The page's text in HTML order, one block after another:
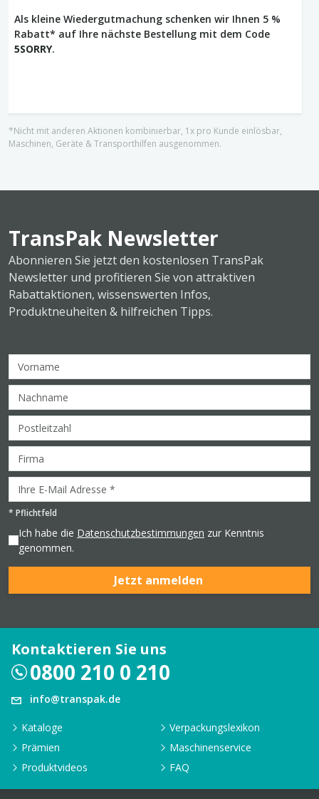
Als kleine Wiedergutmachung schenken wir Ihnen 5 %
Rabatt* auf Ihre nächste Bestellung mit dem Code
5SORRY.
*Nicht mit anderen Aktionen kombinierbar, 1x pro Kunde einlösbar,
Maschinen, Geräte & Transporthilfen ausgenommen.
TransPak Newsletter
Abonnieren Sie jetzt den kostenlosen TransPak
Newsletter und profitieren Sie von attraktiven
Rabattaktionen, wissenswerten Infos,
Produktneuheiten & hilfreichen Tipps.
* Pflichtfeld
Ich habe die Datenschutzbestimmungen zur Kenntnis
genommen.
Jetzt anmelden
Kontaktieren Sie uns
0800 210 0 210
info@transpak.de
Kataloge
Verpackungslexikon
Prämien
Maschinenservice
Produktvideos
FAQ